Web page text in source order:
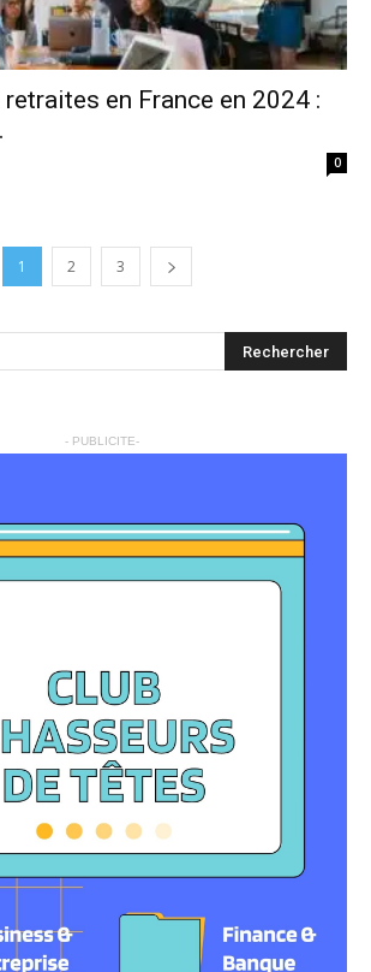
en France en 2024 :
0
1 2 3
- PUBLICITE-